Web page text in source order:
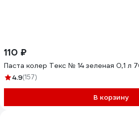
110 ₽
Паста колер Текс № 14 зеленая 0,1
4.9(157)
В корзину